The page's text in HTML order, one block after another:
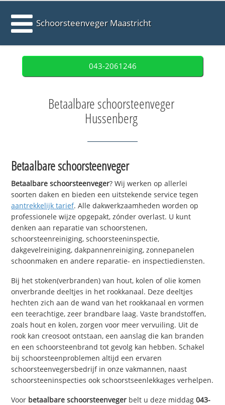
Schoorsteenveger Maastricht
043-2061246
Betaalbare schoorsteenveger
Hussenberg
Betaalbare schoorsteenveger
Betaalbare schoorsteenveger? Wij werken op allerlei
soorten daken en bieden een uitstekende service tegen
aantrekkelijk tarief. Alle dakwerkzaamheden worden op
professionele wijze opgepakt, zónder overlast. U kunt
denken aan reparatie van schoorstenen,
schoorsteenreiniging, schoorsteeninspectie,
dakgevelreiniging, dakpannenreiniging, zonnepanelen
schoonmaken en andere reparatie- en inspectiediensten.
Bij het stoken(verbranden) van hout, kolen of olie komen
onverbrande deeltjes in het rookkanaal. Deze deeltjes
hechten zich aan de wand van het rookkanaal en vormen
een teerachtige, zeer brandbare laag. Vaste brandstoffen,
zoals hout en kolen, zorgen voor meer vervuiling. Uit de
rook kan creosoot ontstaan, een aanslag die kan branden
en een schoorsteenbrand tot gevolg kan hebben. Schakel
bij schoorsteenproblemen altijd een ervaren
schoorsteenvegersbedrijf in onze vakmannen, naast
schoorsteeninspecties ook schoorstseenlekkages verhelpen.
Voor betaalbare schoorsteenveger belt u deze middag043-